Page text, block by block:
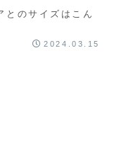
とのサイズはこん
2024.03.15